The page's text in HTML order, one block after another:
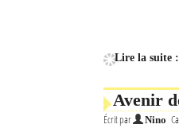
Lire la suite :
Avenir
Écrit par Nino